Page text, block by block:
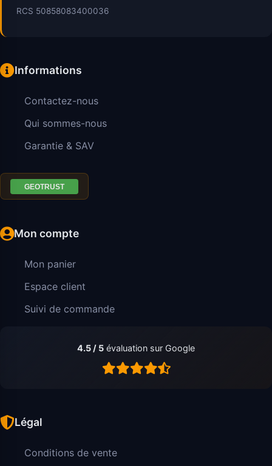
RCS 50858083400036
Informations
Contactez-nous
Qui sommes-nous
Garantie & SAV
Mon compte
Mon panier
Espace client
Suivi de commande
4.5 / 5 évaluation sur Google
Légal
Conditions de vente